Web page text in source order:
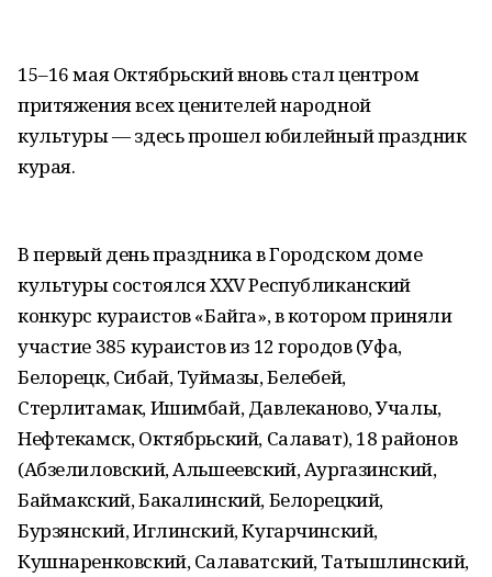
15–16 мая Октябрьский вновь стал центром
притяжения всех ценителей народной
культуры — здесь прошел юбилейный праздник
курая.
В первый день праздника в Городском доме
культуры состоялся XXV Республиканский
конкурс кураистов «Байга», в котором приняли
участие 385 кураистов из 12 городов (Уфа,
Белорецк, Сибай, Туймазы, Белебей,
Стерлитамак, Ишимбай, Давлеканово, Учалы,
Нефтекамск, Октябрьский, Салават), 18 районов
(Абзелиловский, Альшеевский, Аургазинский,
Баймакский, Бакалинский, Белорецкий,
Бурзянский, Иглинский, Кугарчинский,
Кушнаренковский, Салаватский, Татышлинский,